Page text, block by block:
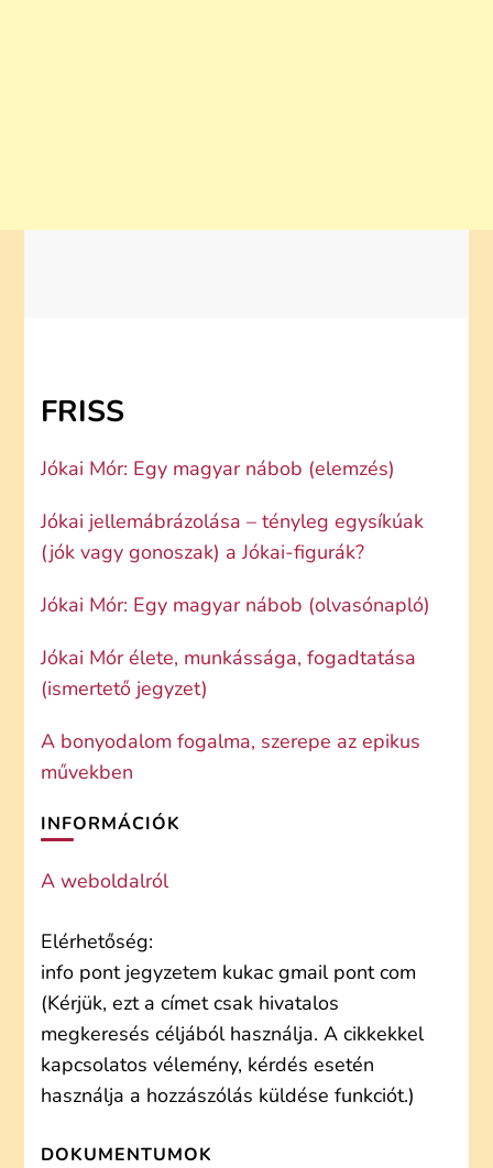
FRISS
Jókai Mór: Egy magyar nábob (elemzés)
Jókai jellemábrázolása – tényleg egysíkúak
(jók vagy gonoszak) a Jókai-figurák?
Jókai Mór: Egy magyar nábob (olvasónapló)
Jókai Mór élete, munkássága, fogadtatása
(ismertető jegyzet)
A bonyodalom fogalma, szerepe az epikus
művekben
INFORMÁCIÓK
A weboldalról
Elérhetőség:
info pont jegyzetem kukac gmail pont com
(Kérjük, ezt a címet csak hivatalos
megkeresés céljából használja. A cikkekkel
kapcsolatos vélemény, kérdés esetén
használja a hozzászólás küldése funkciót.)
DOKUMENTUMOK